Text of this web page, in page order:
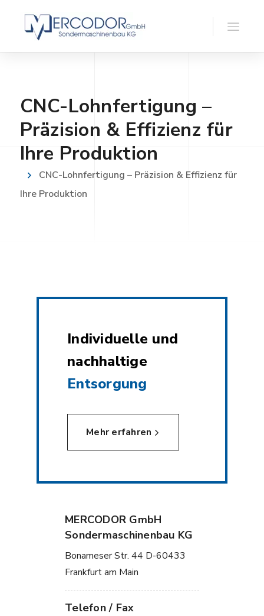
CNC-Lohnfertigung –
Präzision & Effizienz für
Ihre Produktion
CNC-Lohnfertigung – Präzision & Effizienz für
Ihre Produktion
Individuelle und
nachhaltige
Entsorgung
Mehr erfahren
MERCODOR GmbH
Sondermaschinenbau KG
Bonameser Str. 44 D-60433
Frankfurt am Main
Telefon / Fax